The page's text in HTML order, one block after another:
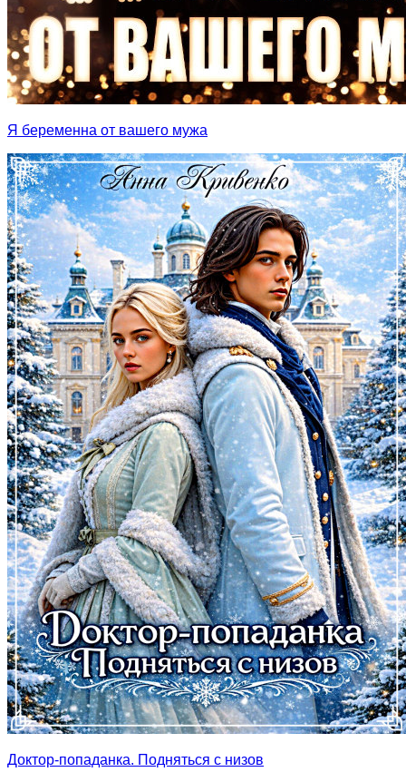
Я беременна от вашего мужа
Доктор-попаданка. Подняться с низов